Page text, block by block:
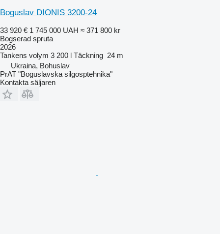
Boguslav DIONIS 3200-24
33 920 € 1 745 000 UAH ≈ 371 800 kr
Bogserad spruta
2026
Tankens volym 3 200 l Täckning 24 m
Ukraina, Bohuslav
PrAT "Boguslavska silgosptehnika"
Kontakta säljaren